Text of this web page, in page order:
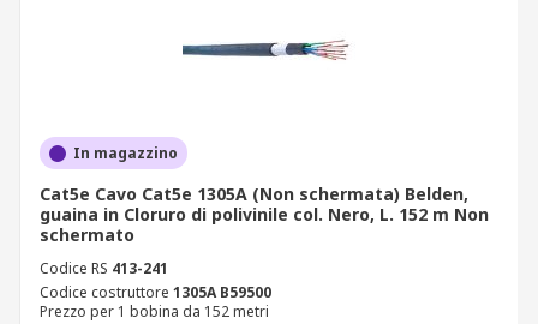
In magazzino
Cat5e Cavo Cat5e 1305A (Non schermata) Belden,
guaina in Cloruro di polivinile col. Nero, L. 152 m Non
schermato
Codice RS 413-241
Codice costruttore 1305A B59500
Prezzo per 1 bobina da 152 metri